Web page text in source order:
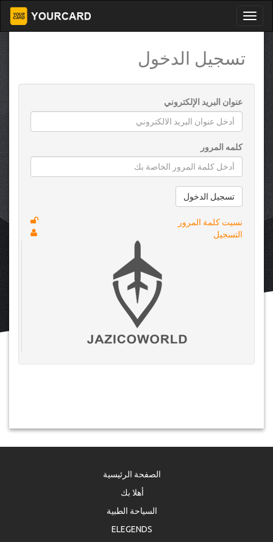
تسجيل الدخول
عنوان البريد الإلكتروني
كلمه المرور
تسجيل الدخول
نسيت كلمة المرور
التسجيل
الصفحة الرئيسية
أهلا بك
السياحة الطبية
ELEGENDS